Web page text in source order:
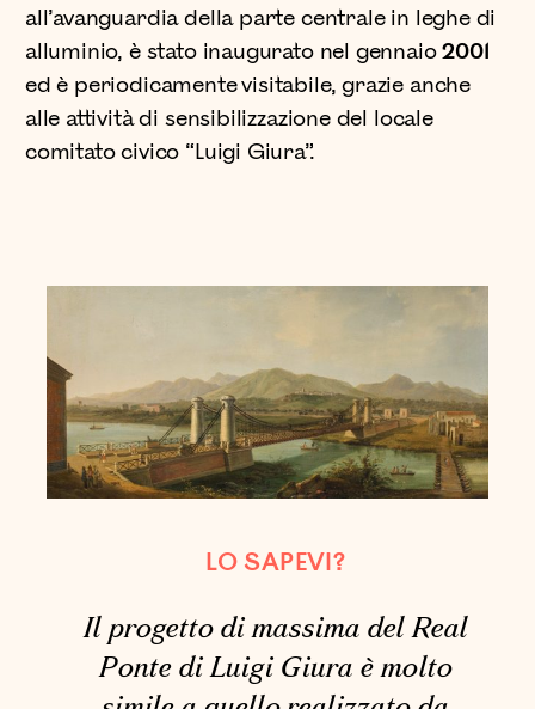
all’avanguardia della parte centrale in leghe di
alluminio, è stato inaugurato nel gennaio2001
ed è periodicamente visitabile, grazie anche
alle attività di sensibilizzazione del locale
comitato civico “Luigi Giura”.
LO SAPEVI?
Il progetto di massima del Real
Ponte di Luigi Giura è molto